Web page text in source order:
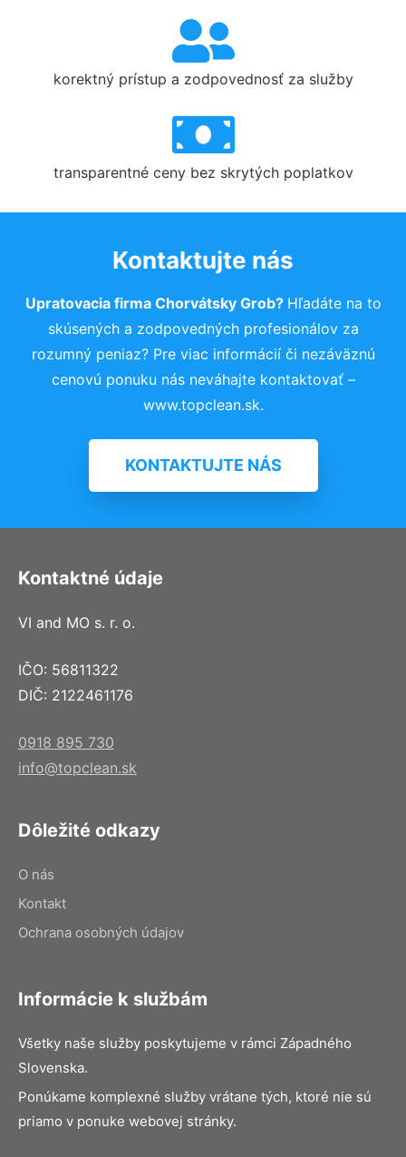
korektný prístup a zodpovednosť za služby
transparentné ceny bez skrytých poplatkov
Kontaktujte nás
Upratovacia firma Chorvátsky Grob? Hľadáte na to
skúsených a zodpovedných profesionálov za
rozumný peniaz? Pre viac informácií či nezáväznú
cenovú ponuku nás neváhajte kontaktovať –
www.topclean.sk.
KONTAKTUJTE NÁS
Kontaktné údaje
VI and MO s. r. o.
IČO: 56811322
DIČ: 2122461176
0918 895 730
info@topclean.sk
Dôležité odkazy
O nás
Kontakt
Ochrana osobných údajov
Informácie k službám
Všetky naše služby poskytujeme v rámci Západného
Slovenska.
Ponúkame komplexné služby vrátane tých, ktoré nie sú
priamo v ponuke webovej stránky.